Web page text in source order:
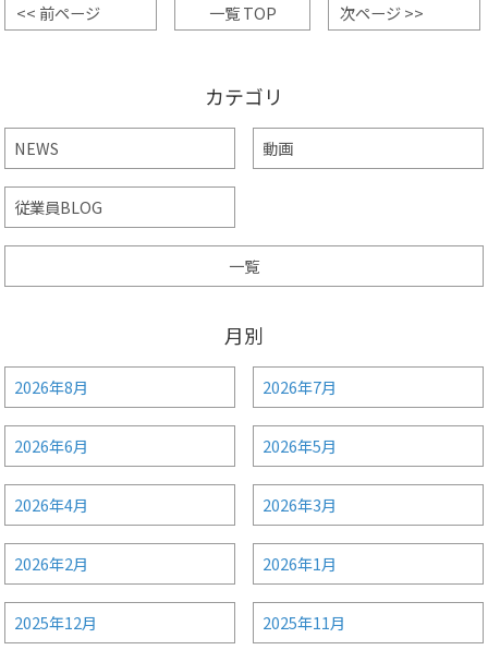
<< 前ページ 一覧 TOP 次ページ >>
カテゴリ
NEWS 動画
従業員BLOG
一覧
月別
2026年8月 2026年7月
2026年6月 2026年5月
2026年4月 2026年3月
2026年2月 2026年1月
2025年12月 2025年11月